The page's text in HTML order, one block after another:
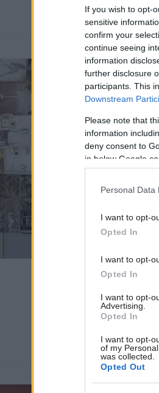
If you wish to opt-
sensitive
confirm your
continue seeing
information
further disclosure
participants. This
Downstream
Please note that
information
deny consent to
in below Google
Personal Data
I want to opt-
Opted In
I want to opt-
Opted In
I want to opt-
Advertising.
Opted In
I want to opt-
of my
was collected.
Opted Out